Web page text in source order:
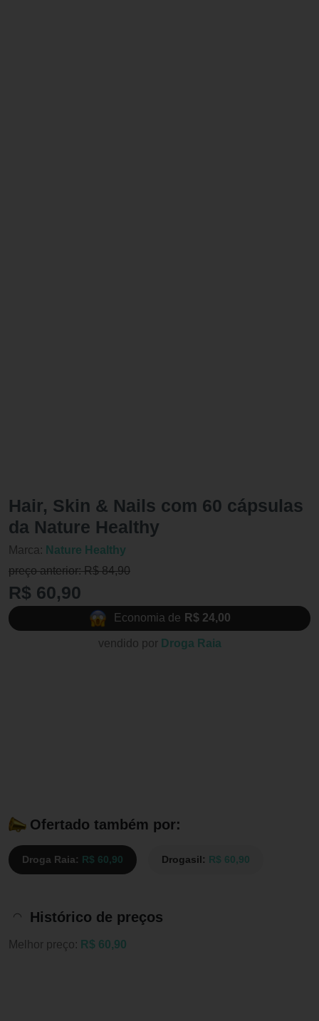
Hair, Skin & Nails com 60 cápsulas
da Nature Healthy
Marca: Nature Healthy
preço anterior: R$ 84,90
R$ 60,90
Economia de R$ 24,00
vendido por Droga Raia
Ofertado também por:
Droga Raia: R$ 60,90 Drogasil: R$ 60,90
Histórico de preços
Melhor preço: R$ 60,90